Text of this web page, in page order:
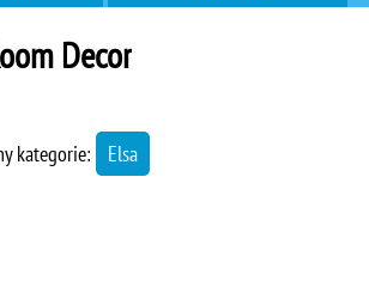
Decor
kategorie: Elsa